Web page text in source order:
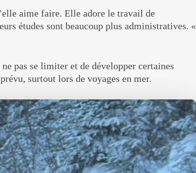
aime faire. Elle adore le travail de
études sont beaucoup plus administratives. «
pas se limiter et de développer certaines
surtout lors de voyages en mer.